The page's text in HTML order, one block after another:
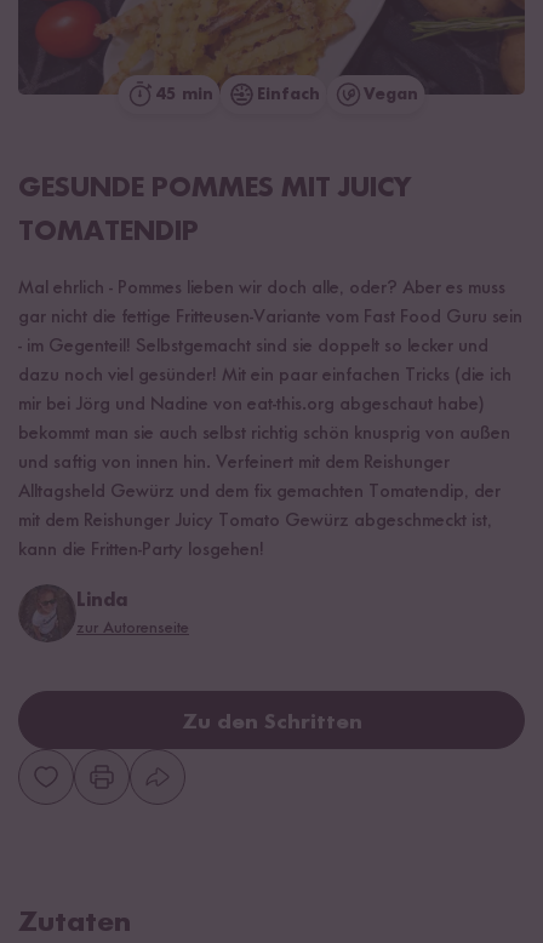
45 min Einfach Vegan
GESUNDE POMMES MIT JUICY
TOMATENDIP
Mal ehrlich - Pommes lieben wir doch alle, oder? Aber es muss
gar nicht die fettige Fritteusen-Variante vom Fast Food Guru sein
- im Gegenteil! Selbstgemacht sind sie doppelt so lecker und
dazu noch viel gesünder! Mit ein paar einfachen Tricks (die ich
mir bei Jörg und Nadine von eat-this.org abgeschaut habe)
bekommt man sie auch selbst richtig schön knusprig von außen
und saftig von innen hin. Verfeinert mit dem Reishunger
Alltagsheld Gewürz und dem fix gemachten Tomatendip, der
mit dem Reishunger Juicy Tomato Gewürz abgeschmeckt ist,
kann die Fritten-Party losgehen!
Linda
zur Autorenseite
Zu den Schritten
Zutaten